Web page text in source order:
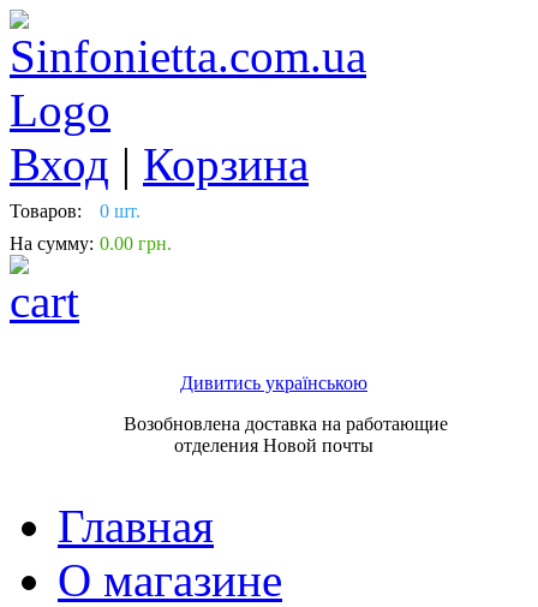
Вход | Корзина
Товаров:
0 шт.
На сумму: 0.00 грн.
Дивитись українською
Возобновлена доставка на работающие
отделения Новой почты
Главная
О магазине